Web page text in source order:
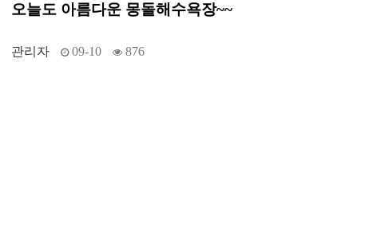
오늘도 아름다운 몽돌해수욕장~~
관리자 09-10 876